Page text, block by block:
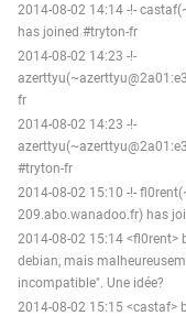
2014-08-02 14:14 -!-
has joined #tryton-fr
2014-08-02 14:23 -!-
fr
2014-08-02 14:23 -!-
#tryton-fr
2014-08-02 15:10 -!-
209.abo.wanadoo.fr) has
2014-08-02 15:14 <fl0rent>
debian, mais
incompatible". Une idée?
2014-08-02 15:15 <castaf>